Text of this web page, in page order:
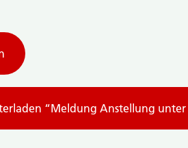
“Meldung Anstellung